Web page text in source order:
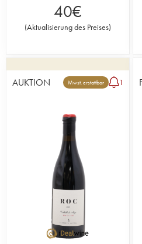
40€
(Aktualisierung des Preises)
AUKTION Mwst. erstattbar 1